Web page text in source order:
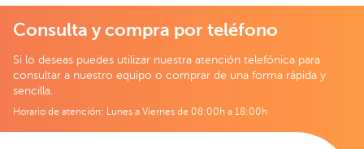
Consulta y compra por teléfono
Si lo deseas puedes utilizar nuestra atención telefónica para
consultar a nuestro equipo o comprar de una forma rápida y
sencilla.
Horario de atención: Lunes a Viernes de 08:00h a 18:00h